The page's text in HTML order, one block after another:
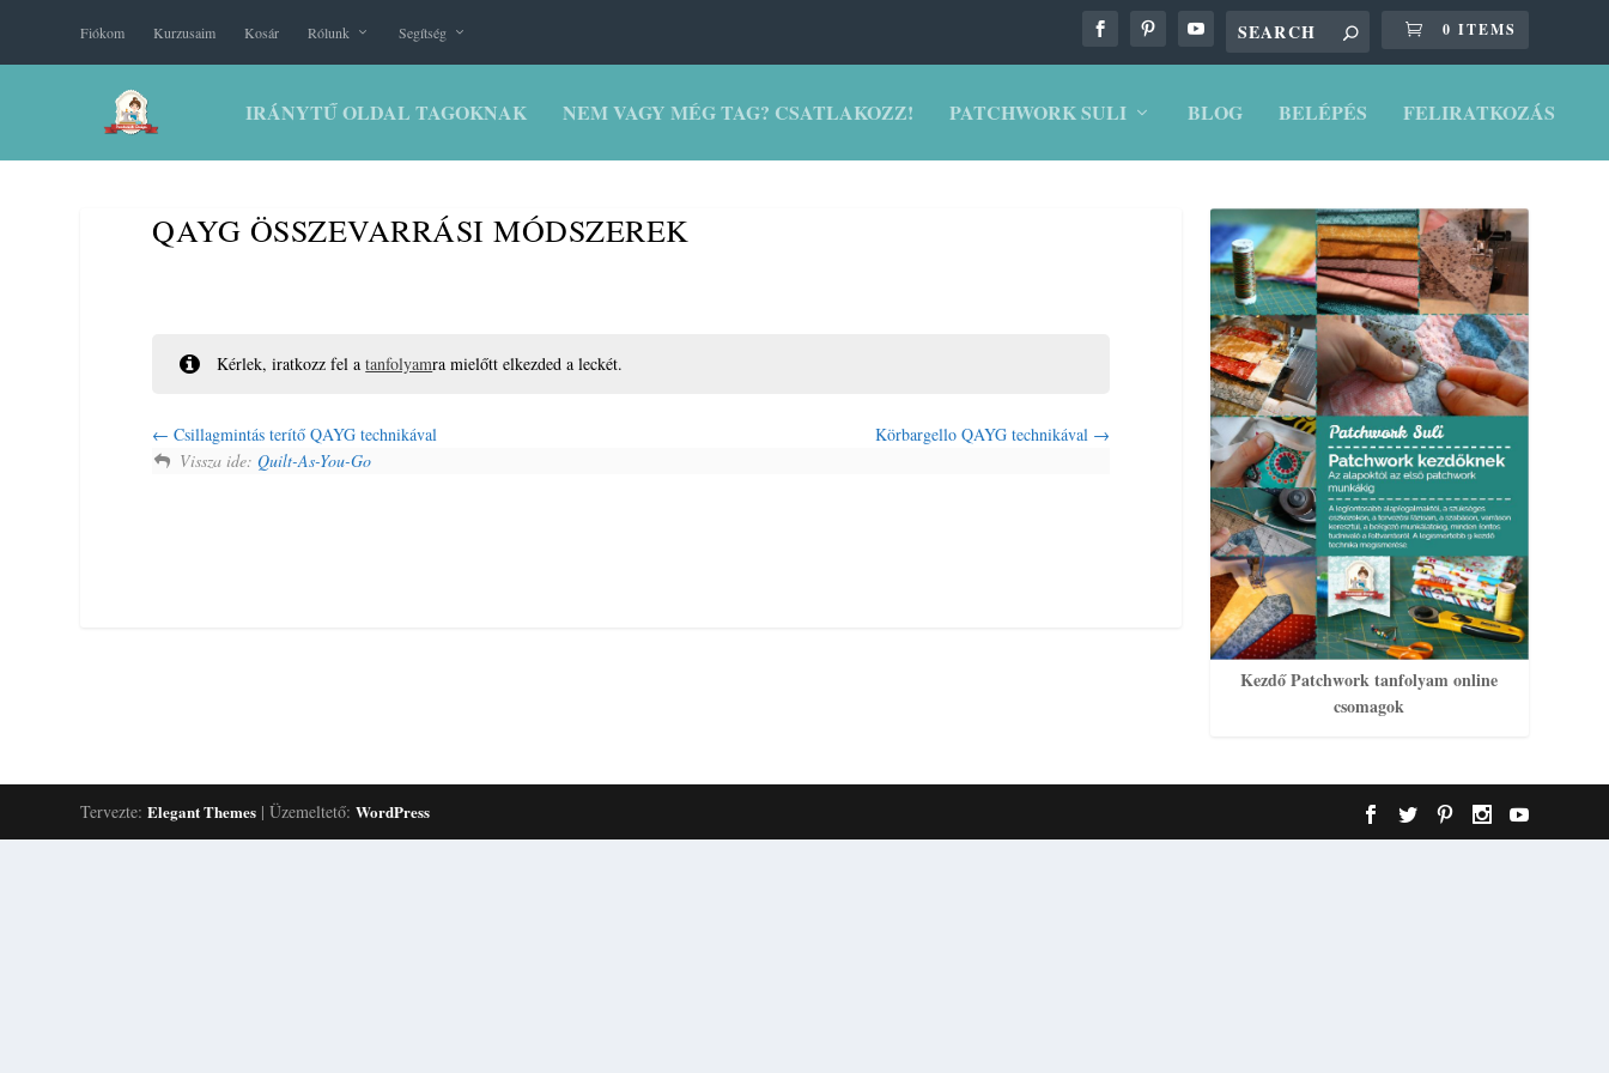
Fiókom Kurzusaim Kosár Rólunk Segítség 0 ITEMS
IRÁNYTŰ OLDAL TAGOKNAK NEM VAGY MÉG TAG? CSATLAKOZZ! PATCHWORK SULI BLOG BELÉPÉS FELIRATKOZÁS
QAYG ÖSSZEVARRÁSI MÓDSZEREK
Kérlek, iratkozz fel atanfolyamra mielőtt elkezded a leckét.
Csillagmintás terítő QAYG technikával
Körbargello QAYG technikával
Vissza ide: Quilt-As-You-Go
Kezdő Patchwork tanfolyam online
csomagok
Tervezte:Elegant Themes | Üzemeltető:WordPress